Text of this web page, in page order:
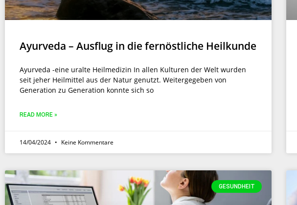
Ayurveda – Ausflug in die fernöstliche Heilkunde
Ayurveda -eine uralte Heilmedizin In allen Kulturen der Welt wurden
seit jeher Heilmittel aus der Natur genutzt. Weitergegeben von
Generation zu Generation konnte sich so
READ MORE »
14/04/2024 Keine Kommentare
GESUNDHEIT